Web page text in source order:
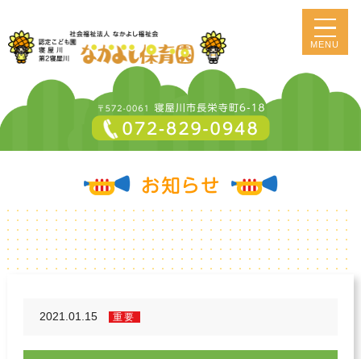
MENU
2021.01.15 重要